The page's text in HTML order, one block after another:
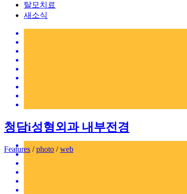
탈모치료
새소식
청담i성형외과 내부전경
Features /photo /web